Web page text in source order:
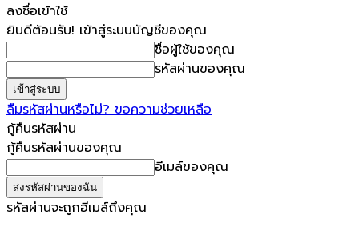
ลงชื่อเข้าใช้
ยินดีต้อนรับ! เข้าสู่ระบบบัญชีของคุณ
ชื่อผู้ใช้ของคุณ
รหัสผ่านของคุณ
ลืมรหัสผ่านหรือไม่? ขอความช่วยเหลือ
กู้คืนรหัสผ่าน
กู้คืนรหัสผ่านของคุณ
อีเมล์ของคุณ
รหัสผ่านจะถูกอีเมล์ถึงคุณ